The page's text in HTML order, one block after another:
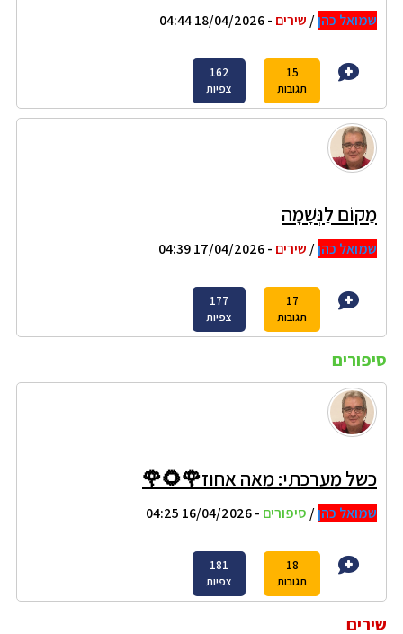
שמואל כהן/ שירים - 18/04/2026 04:44
15
תגובות
162
צפיות
מָקוֹם לַנְּשָׁמָה
שמואל כהן/ שירים - 17/04/2026 04:39
17
תגובות
177
צפיות
סיפורים
כשל מערכתי: מאה אחוז🌹🌻🌹
שמואל כהן/ סיפורים - 16/04/2026 04:25
18
תגובות
181
צפיות
שירים